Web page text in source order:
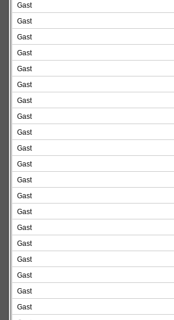
Gast
Gast
Gast
Gast
Gast
Gast
Gast
Gast
Gast
Gast
Gast
Gast
Gast
Gast
Gast
Gast
Gast
Gast
Gast
Gast